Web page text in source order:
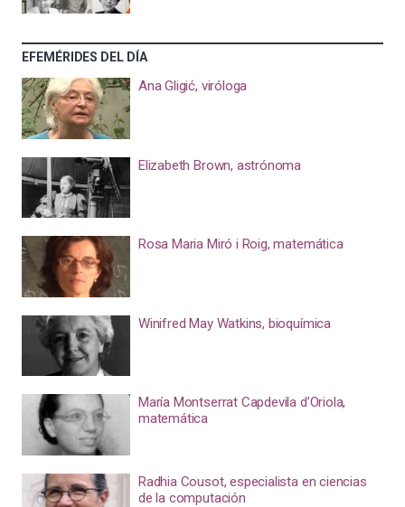
EFEMÉRIDES DEL DÍA
Ana Gligić, viróloga
Elizabeth Brown, astrónoma
Rosa Maria Miró i Roig, matemática
Winifred May Watkins, bioquímica
María Montserrat Capdevila d’Oriola,
matemática
Radhia Cousot, especialista en ciencias
de la computación